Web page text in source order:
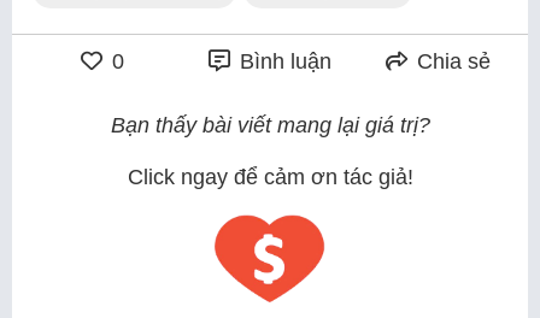
0 Bình luận Chia sẻ
Bạn thấy bài viết mang lại giá trị?
Click ngay để cảm ơn tác giả!